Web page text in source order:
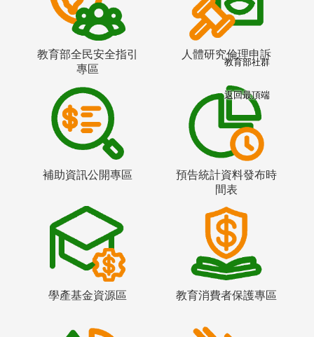
教育部全民安全指引
專區
人體研究倫理申訴
補助資訊公開專區
預告統計資料發布時
間表
學產基金資源區 教育消費者保護專區
教育部社群
返回最頂端